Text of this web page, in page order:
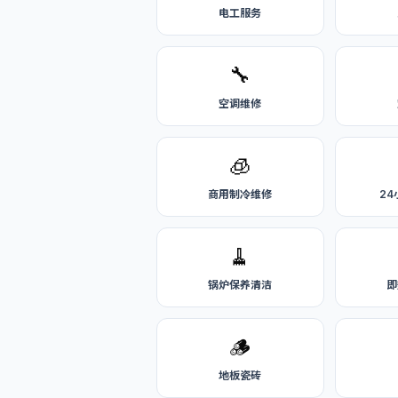
电工服务
🔧
空调维修
🧊
商用制冷维修 24
🧹
锅炉保养清洁
🪵
地板瓷砖